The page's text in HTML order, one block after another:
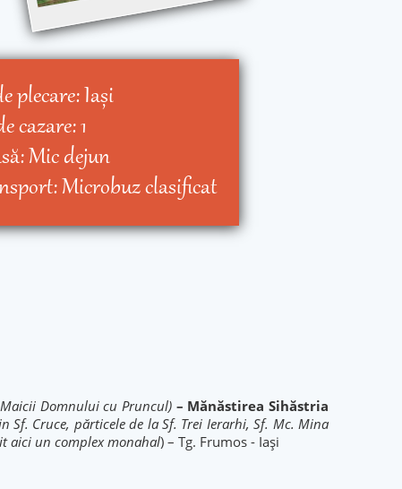
plecare:Iaşi
cazare:1
Mic dejun
Microbuz clasificat
Domnului cu Pruncul) – Mănăstirea Sihăstria
Sf. Cruce, părticele de la Sf. Trei Ierarhi, Sf. Mc. Mina
aici un complex monahal) – Tg. Frumos - Iași